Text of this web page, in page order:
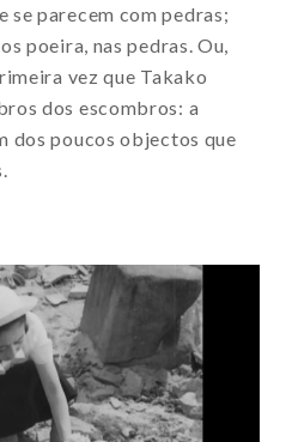
se parecem com pedras;
poeira, nas pedras. Ou,
vez que Takako
dos escombros: a
dos poucos objectos que